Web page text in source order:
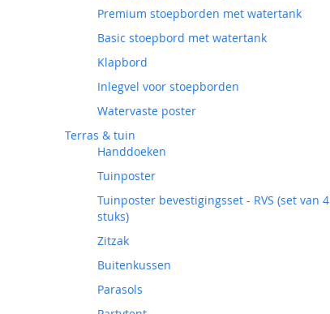
Premium stoepborden met watertank
Basic stoepbord met watertank
Klapbord
Inlegvel voor stoepborden
Watervaste poster
Terras & tuin
Handdoeken
Tuinposter
Tuinposter bevestigingsset - RVS (set van 4
stuks)
Zitzak
Buitenkussen
Parasols